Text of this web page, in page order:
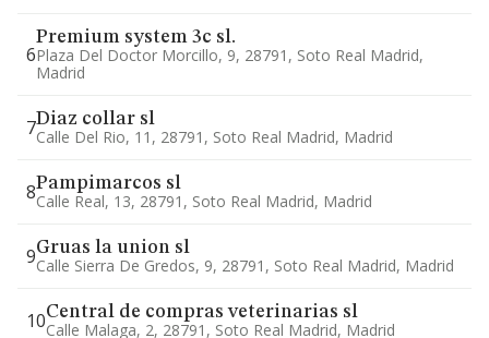
6
Premium system 3c sl.
Plaza Del Doctor Morcillo, 9, 28791, Soto Real Madrid,
Madrid
7Diaz collar sl
Calle Del Rio, 11, 28791, Soto Real Madrid, Madrid
8Pampimarcos sl
Calle Real, 13, 28791, Soto Real Madrid, Madrid
9Gruas la union sl
Calle Sierra De Gredos, 9, 28791, Soto Real Madrid, Madrid
10Central de compras veterinarias sl
Calle Malaga, 2, 28791, Soto Real Madrid, Madrid